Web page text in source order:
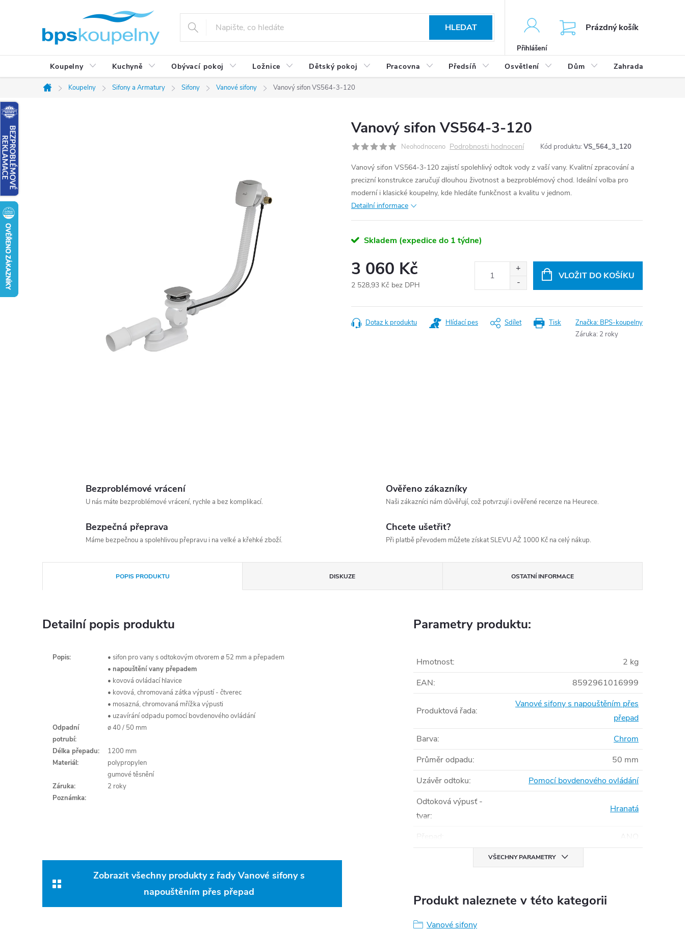
HLEDAT
Přihlášení
Prázdný košík
Koupelny Kuchyně Obývací pokoj Ložnice Dětský pokoj Pracovna Předsíň Osvětlení Dům Zahrada
Domů
Koupelny Sifony a Armatury Sifony Vanové sifony Vanový sifon VS564-3-120
Vanový sifon VS564-3-120
Neohodnoceno Podrobnosti hodnocení Kód produktu: VS_564_3_120
Vanový sifon VS564-3-120 zajistí spolehlivý odtok vody z vaší vany. Kvalitní zpracování a
precizní konstrukce zaručují dlouhou životnost a bezproblémový chod. Ideální volba pro
moderní i klasické koupelny, kde hledáte funkčnost a kvalitu v jednom.
Detailní informace
Skladem (expedice do 1 týdne)
3 060 Kč
2 528,93 Kč bez DPH
cena:
VLOŽIT DO KOŠÍKU
Tisk
Dotaz k produktu Hlídací pes Sdílet Značka: BPS-koupelny
Záruka: 2 roky
Bezproblémové vrácení
U nás máte bezproblémové vrácení, rychle a bez komplikací.
Ověřeno zákazníky
Naši zákazníci nám důvěřují, což potvrzují i ověřené recenze na Heurece.
Bezpečná přeprava
Máme bezpečnou a spolehlivou přepravu i na velké a křehké zboží.
Chcete ušetřit?
Při platbě převodem můžete získat SLEVU AŽ 1000 Kč na celý nákup.
POPIS PRODUKTU DISKUZE OSTATNÍ INFORMACE
Detailní popis produktu
Popis:
• sifon pro vany s odtokovým otvorem ø 52 mm a přepadem
• napouštění vany přepadem
• kovová ovládací hlavice
• kovová, chromovaná zátka výpustí - čtverec
• mosazná, chromovaná mřížka výpusti
• uzavírání odpadu pomocí bovdenového ovládání
Odpadní
potrubí:
ø 40 / 50 mm
Délka přepadu:
1200 mm
Materiál:
polypropylen
gumové těsnění
Záruka:
2 roky
Poznámka:
Zobrazit všechny produkty z řady Vanové sifony s
napouštěním přes přepad
Parametry produktu:
Hmotnost:
2 kg
EAN: 8592961016999
Produktová řada:
Vanové sifony s napouštěním přes
přepad
Barva:
Chrom
Průměr odpadu:
50 mm
Uzávěr odtoku:
Pomocí bovdenového ovládání
Odtoková výpusť -
tvar:
Hranatá
VŠECHNY PARAMETRY
Produkt naleznete v této kategorii
Vanové sifony